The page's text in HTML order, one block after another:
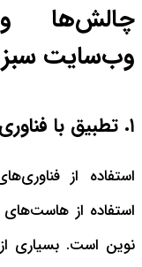
چالش‌ها
وب‌سایت سبز
۱. تطبیق با فناوری‌های جدید
استفاده از
استفاده از هاست‌های
نوین است. بسیاری